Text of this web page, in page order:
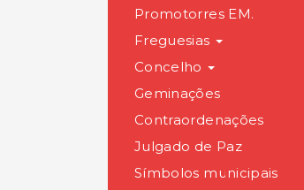
Promotorres EM.
Freguesias
Concelho
Geminações
Contraordenações
Julgado de Paz
Símbolos municipais